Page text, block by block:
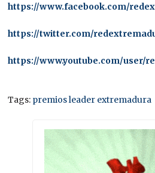
https://www.facebook.com/
https://twitter.com/
https://www.youtube.com/user/
Tags: premios leader extremadura